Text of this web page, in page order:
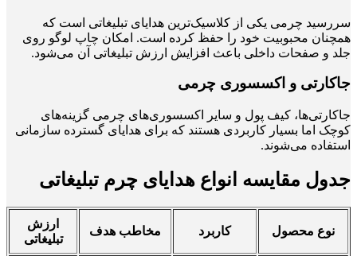
سررسید چرمی یکی از کلاسیک‌ترین هدایای تبلیغاتی است که
همچنان محبوبیت خود را حفظ کرده است. امکان چاپ لوگو روی
جلد و صفحات داخلی باعث افزایش ارزش تبلیغاتی آن می‌شود.
جاکارتی و اکسسوری چرمی
جاکارتی‌ها، کیف پول و سایر اکسسوری‌های چرمی گزینه‌های
کوچک اما بسیار کاربردی هستند که برای هدایای گسترده سازمانی
استفاده می‌شوند.
جدول مقایسه انواع هدایای چرم تبلیغاتی
نوع محصول کاربرد مخاطب هدف
ارزش
تبلیغاتی